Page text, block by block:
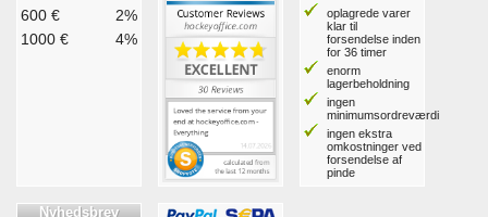
600 €
2%
1000 €
4%
oplagrede varer
klar til
forsendelse inden
for 36 timer
enorm
lagerbeholdning
ingen
minimumsordreværdi
ingen ekstra
omkostninger ved
forsendelse af
pinde
Nyhedsbrev